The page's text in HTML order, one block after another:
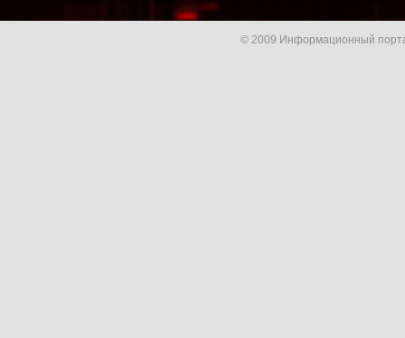
© 2009 Информационный